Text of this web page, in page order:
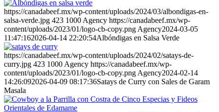
https://canadabeef.mx/wp-content/uploads/2024/03/albondigas-en-
salsa-verde.jpg 423 1000 Agency https://canadabeef.mx/wp-
content/uploads/2023/01/logo-cb-copy.png Agency2024-03-05
11:47:162026-04-14 22:20:54Albóndigas en Salsa Verde
https://canadabeef.mx/wp-content/uploads/2024/02/satays-de-
curry.jpg 423 1000 Agency https://canadabeef.mx/wp-
content/uploads/2023/01/logo-cb-copy.png Agency2024-02-14
14:26:092026-04-09 08:17:36Satays de Curry con Sales de Garam
Masala